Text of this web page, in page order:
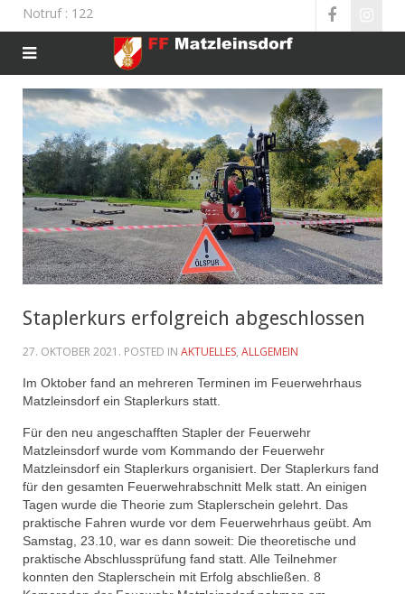
Notruf: 122
Staplerkurs erfolgreich abgeschlossen
27. OKTOBER 2021 . POSTED IN AKTUELLES, ALLGEMEIN
Im Oktober fand an mehreren Terminen im Feuerwehrhaus
Matzleinsdorf ein Staplerkurs statt.
Für den neu angeschafften Stapler der Feuerwehr
Matzleinsdorf wurde vom Kommando der Feuerwehr
Matzleinsdorf ein Staplerkurs organisiert. Der Staplerkurs fand
für den gesamten Feuerwehrabschnitt Melk statt. An einigen
Tagen wurde die Theorie zum Staplerschein gelehrt. Das
praktische Fahren wurde vor dem Feuerwehrhaus geübt. Am
Samstag, 23.10, war es dann soweit: Die theoretische und
praktische Abschlussprüfung fand statt. Alle Teilnehmer
konnten den Staplerschein mit Erfolg abschließen. 8